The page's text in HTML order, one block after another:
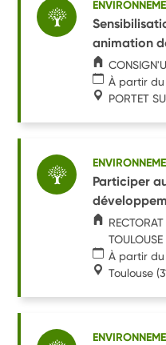
animation
À partir du
PORTET
Participer
TOULOUSE
À partir du
Toulouse